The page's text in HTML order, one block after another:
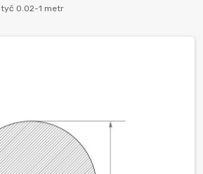
tyč 0.02-1 metr